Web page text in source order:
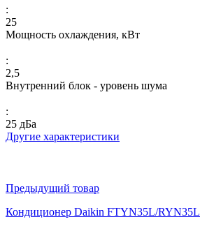
:
25
Мощность охлаждения, кВт
:
2,5
Внутренний блок - уровень шума
:
25 дБа
Другие характеристики
Предыдущий товар
Кондиционер Daikin FTYN35L/RYN35L